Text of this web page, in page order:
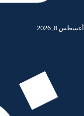
أغسطس 8, 2026